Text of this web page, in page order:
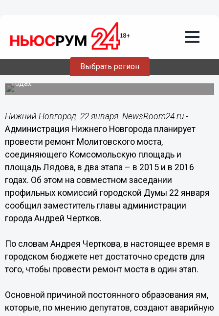
Выбрать регион
22.01.201515:29
Ремонт Молитовского моста
планируется провести в два этапа
Ремонтные работы будут проводиться в 2015 и в 2016
годах.
Нижний Новгород. 22 января. NewsRoom24.ru -
Администрация Нижнего Новгорода планирует
провести ремонт Молитовского моста,
соединяющего Комсомольскую площадь и
площадь Лядова, в два этапа – в 2015 и в 2016
годах. Об этом на совместном заседании
профильных комиссий городской Думы 22 января
сообщил заместитель главы администрации
города Андрей Чертков.
По словам Андрея Черткова, в настоящее время в
городском бюджете нет достаточно средств для
того, чтобы провести ремонт моста в один этап.
Основной причиной постоянного образования ям,
которые, по мнению депутатов, создают аварийную